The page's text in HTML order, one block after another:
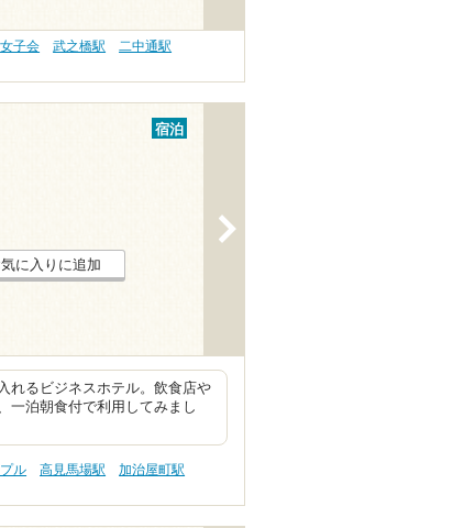
子会 武之橋駅
二中通駅
宿泊
に入りに追加
れるビジネスホテル。飲食店や
一泊朝食付で利用してみまし
ル 高見馬場駅
加治屋町駅